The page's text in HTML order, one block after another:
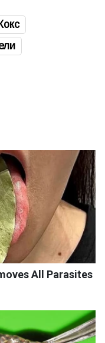
All Parasites